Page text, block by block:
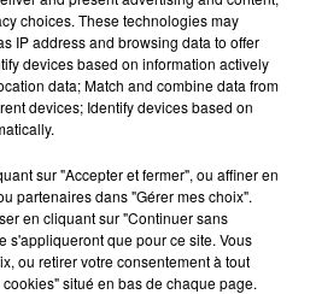
À L'ANCIEN COLLÈGE : UN
choices. These technologies may
IP address and browsing data to offer
devices based on information actively
data; Match and combine data from
devices; Identify devices based on
sur "Accepter et fermer", ou affiner en
partenaires dans "Gérer mes choix".
en cliquant sur "Continuer sans
s'appliqueront que pour ce site. Vous
ou retirer votre consentement à tout
situé en bas de chaque page.